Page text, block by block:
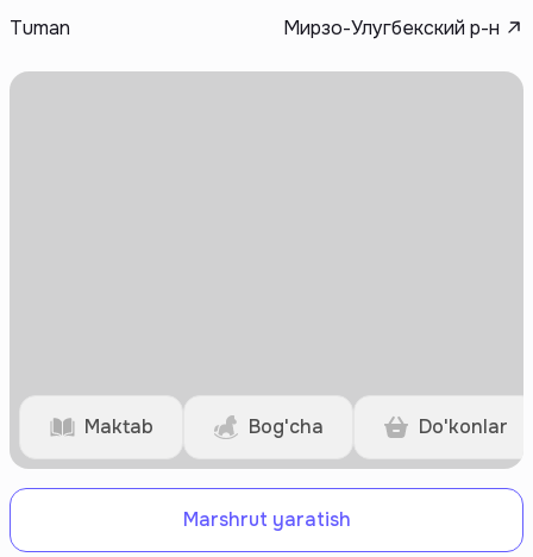
Tuman
Мирзо-Улугбекский р-н
Maktab Bog'cha Do'konlar
Marshrut yaratish